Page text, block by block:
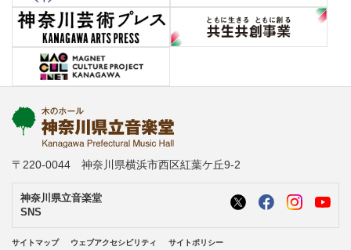
〒220-0044 神奈川県横浜市西区紅葉ケ丘9-2
神奈川県立音楽堂
SNS
サイトマップ ウェブアクセシビリティ
サイトポリシー